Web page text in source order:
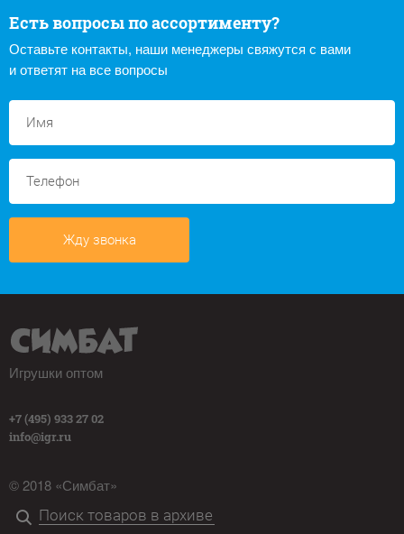
Есть вопросы по ассортименту?
Оставьте контакты, наши менеджеры свяжутся с вами
и ответят на все вопросы
Жду звонка
Игрушки оптом
+7 (495) 933 27 02
info@igr.ru
© 2018 «Симбат»